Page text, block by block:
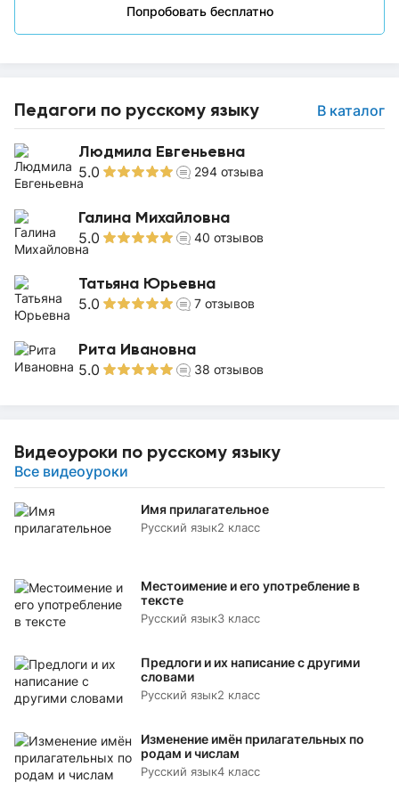
Попробовать бесплатно
Педагоги по русскому языку В каталог
Людмила Евгеньевна
5.0 294 отзыва
Галина Михайловна
5.0 40 отзывов
Татьяна Юрьевна
5.0 7 отзывов
Рита Ивановна
5.0 38 отзывов
Видеоуроки по русскому языку
Все видеоуроки
Имя прилагательное
Русский язык2 класс
Местоимение и его употребление в
тексте
Русский язык3 класс
Предлоги и их написание с другими
словами
Русский язык2 класс
Изменение имён прилагательных по
родам и числам
Русский язык4 класс